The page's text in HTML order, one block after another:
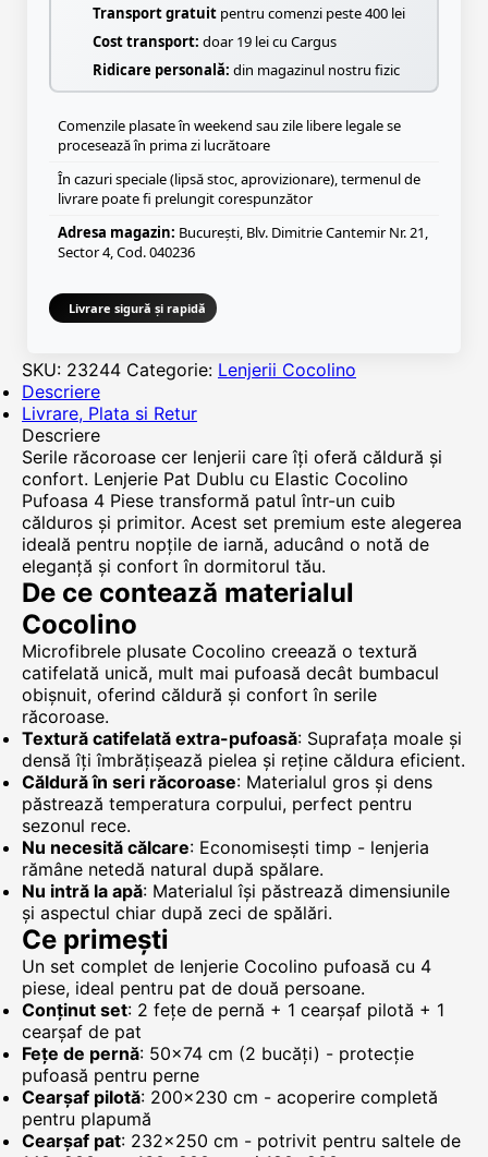
Transport gratuit pentru comenzi peste 400 lei
Cost transport: doar 19 lei cu Cargus
Ridicare personală: din magazinul nostru fizic
Comenzile plasate în weekend sau zile libere legale se
procesează în prima zi lucrătoare
În cazuri speciale (lipsă stoc, aprovizionare), termenul de
livrare poate fi prelungit corespunzător
Adresa magazin: București, Blv. Dimitrie Cantemir Nr. 21,
Sector 4, Cod. 040236
Livrare sigură și rapidă
SKU: 23244 Categorie: Lenjerii Cocolino
Descriere
Livrare, Plata si Retur
Descriere
Serile răcoroase cer lenjerii care îți oferă căldură și
confort. Lenjerie Pat Dublu cu Elastic Cocolino
Pufoasa 4 Piese transformă patul într-un cuib
călduros și primitor. Acest set premium este alegerea
ideală pentru nopțile de iarnă, aducând o notă de
eleganță și confort în dormitorul tău.
De ce contează materialul
Cocolino
Microfibrele plusate Cocolino creează o textură
catifelată unică, mult mai pufoasă decât bumbacul
obișnuit, oferind căldură și confort în serile
răcoroase.
Textură catifelată extra-pufoasă: Suprafața moale și
densă îți îmbrățișează pielea și reține căldura eficient.
Căldură în seri răcoroase: Materialul gros și dens
păstrează temperatura corpului, perfect pentru
sezonul rece.
Nu necesită călcare: Economisești timp - lenjeria
rămâne netedă natural după spălare.
Nu intră la apă: Materialul își păstrează dimensiunile
și aspectul chiar după zeci de spălări.
Ce primești
Un set complet de lenjerie Cocolino pufoasă cu 4
piese, ideal pentru pat de două persoane.
Conținut set: 2 fețe de pernă + 1 cearșaf pilotă + 1
cearșaf de pat
Fețe de pernă: 50x74 cm (2 bucăți) - protecție
pufoasă pentru perne
Cearșaf pilotă: 200x230 cm - acoperire completă
pentru plapumă
Cearșaf pat: 232x250 cm - potrivit pentru saltele de